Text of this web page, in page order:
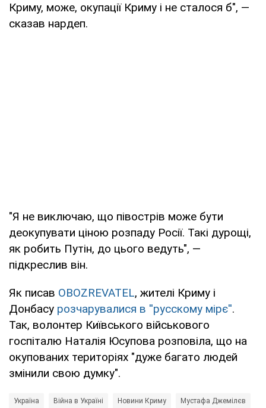
Криму, може, окупації Криму і не сталося б", —
сказав нардеп.
"Я не виключаю, що півострів може бути
деокупувати ціною розпаду Росії. Такі дурощі,
як робить Путін, до цього ведуть", —
підкреслив він.
Як писав OBOZREVATEL, жителі Криму і
Донбасу розчарувалися в ''русскому мірє''.
Так, волонтер Київського військового
госпіталю Наталія Юсупова розповіла, що на
окупованих територіях "дуже багато людей
змінили свою думку".
Україна Війна в Україні Новини Криму Мустафа Джемілєв